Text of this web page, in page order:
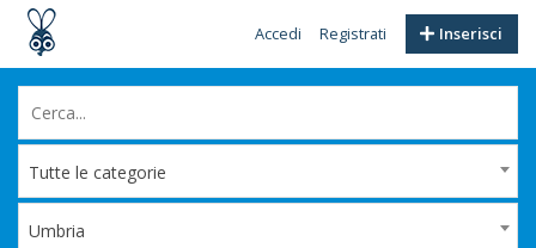
Inserisci
Accedi Registrati
Tutte le categorie
Umbria